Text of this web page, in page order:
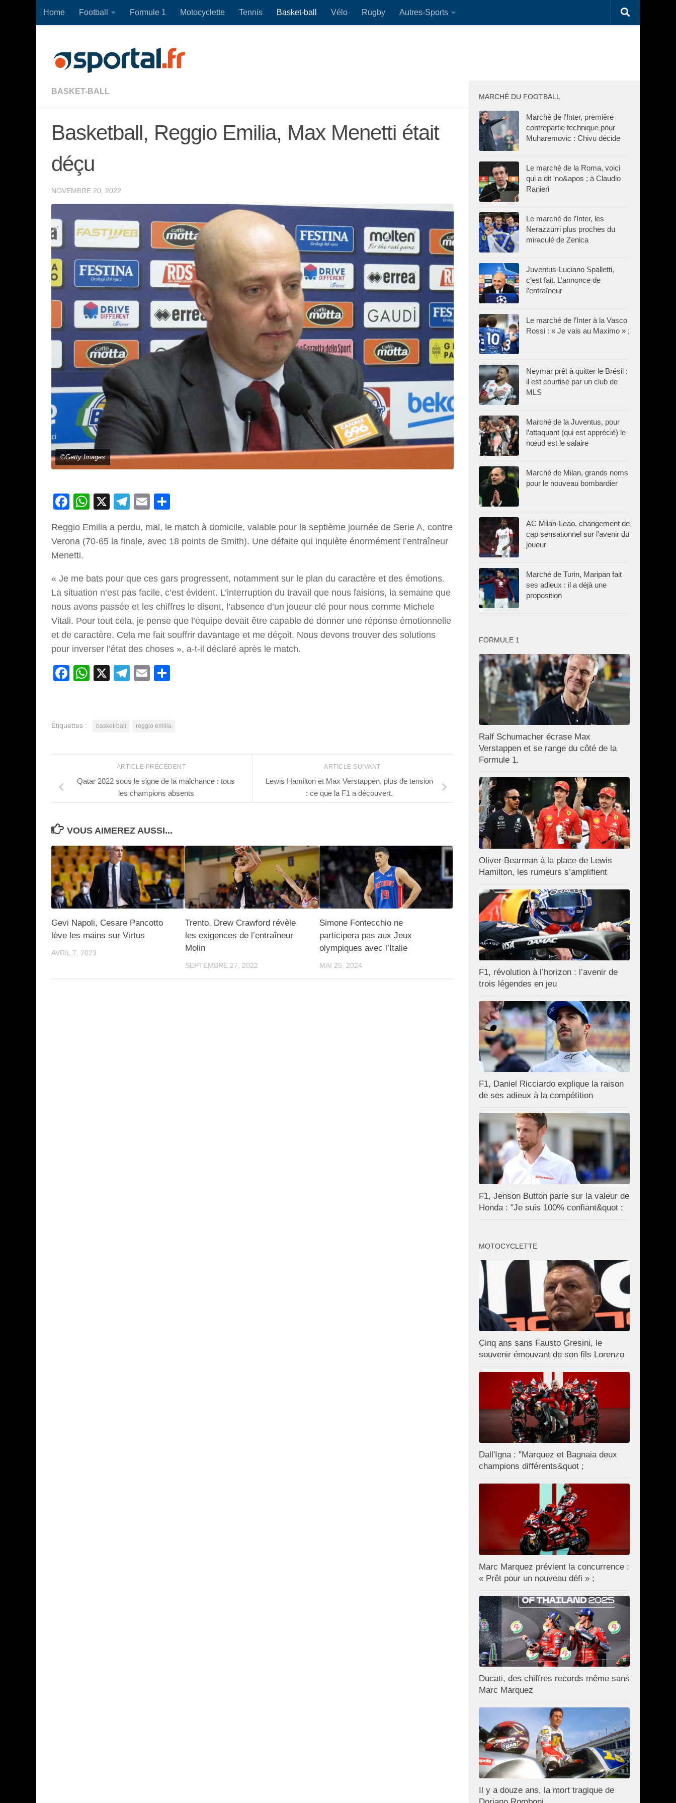
Skip to content
Home Football Formule 1 Motocyclette Tennis Basket-ball Vélo Rugby Autres-Sports
BASKET-BALL
Basketball, Reggio Emilia, Max Menetti était
déçu
NOVEMBRE 20, 2022
©Getty Images
Facebook
WhatsApp
X Telegram
Email
Reggio Emilia a perdu, mal, le match à domicile, valable pour la septième journée de Serie A, contre
Verona (70-65 la finale, avec 18 points de Smith). Une défaite qui inquiète énormément l’entraîneur
Menetti.
« Je me bats pour que ces gars progressent, notamment sur le plan du caractère et des émotions.
La situation n’est pas facile, c’est évident. L’interruption du travail que nous faisions, la semaine que
nous avons passée et les chiffres le disent, l’absence d’un joueur clé pour nous comme Michele
Vitali. Pour tout cela, je pense que l’équipe devait être capable de donner une réponse émotionnelle
et de caractère. Cela me fait souffrir davantage et me déçoit. Nous devons trouver des solutions
pour inverser l’état des choses », a-t-il déclaré après le match.
Facebook
WhatsApp
X Telegram
Email
Étiquettes : basket-ball reggio emilia
ARTICLE SUIVANT
Lewis Hamilton et Max Verstappen, plus de tension
: ce que la F1 a découvert.
ARTICLE PRÉCÉDENT
Qatar 2022 sous le signe de la malchance : tous
les champions absents
VOUS AIMEREZ AUSSI...
Gevi Napoli, Cesare Pancotto
lève les mains sur Virtus
AVRIL 7, 2023
Trento, Drew Crawford révèle
les exigences de l’entraîneur
Molin
SEPTEMBRE 27, 2022
Simone Fontecchio ne
participera pas aux Jeux
olympiques avec l’Italie
MAI 25, 2024
MARCHÉ DU FOOTBALL
Marché de l’Inter, première
contrepartie technique pour
Muharemovic : Chivu décide
Le marché de la Roma, voici
qui a dit 'no&apos ; à Claudio
Ranieri
Le marché de l’Inter, les
Nerazzurri plus proches du
miraculé de Zenica
Juventus-Luciano Spalletti,
c’est fait. L’annonce de
l’entraîneur
Le marché de l’Inter à la Vasco
Rossi : « Je vais au Maximo » ;
Neymar prêt à quitter le Brésil :
il est courtisé par un club de
MLS
Marché de la Juventus, pour
l’attaquant (qui est apprécié) le
nœud est le salaire
Marché de Milan, grands noms
pour le nouveau bombardier
AC Milan-Leao, changement de
cap sensationnel sur l’avenir du
joueur
Marché de Turin, Maripan fait
ses adieux : il a déjà une
proposition
FORMULE 1
Ralf Schumacher écrase Max
Verstappen et se range du côté de la
Formule 1.
Oliver Bearman à la place de Lewis
Hamilton, les rumeurs s’amplifient
F1, révolution à l’horizon : l’avenir de
trois légendes en jeu
F1, Daniel Ricciardo explique la raison
de ses adieux à la compétition
F1, Jenson Button parie sur la valeur de
Honda : "Je suis 100% confiant&quot ;
MOTOCYCLETTE
Cinq ans sans Fausto Gresini, le
souvenir émouvant de son fils Lorenzo
Dall'Igna : "Marquez et Bagnaia deux
champions différents&quot ;
Marc Marquez prévient la concurrence :
« Prêt pour un nouveau défi » ;
Ducati, des chiffres records même sans
Marc Marquez
Il y a douze ans, la mort tragique de